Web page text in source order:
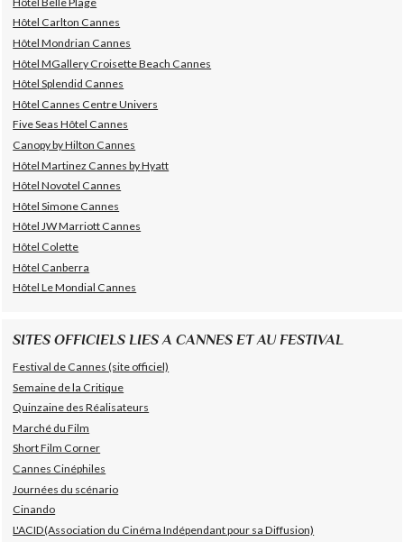
Hôtel Carlton Cannes
Hôtel Mondrian Cannes
Hôtel MGallery Croisette Beach Cannes
Hôtel Splendid Cannes
Hôtel Cannes Centre Univers
Five Seas Hôtel Cannes
Canopy by Hilton Cannes
Hôtel Martinez Cannes by Hyatt
Hôtel Novotel Cannes
Hôtel Simone Cannes
Hôtel JW Marriott Cannes
Hôtel Colette
Hôtel Canberra
Hôtel Le Mondial Cannes
SITES OFFICIELS LIES A CANNES ET AU FESTIVAL
Festival de Cannes (site officiel)
Semaine de la Critique
Quinzaine des Réalisateurs
Marché du Film
Short Film Corner
Cannes Cinéphiles
Journées du scénario
Cinando
L'ACID(Association du Cinéma Indépendant pour sa Diffusion)